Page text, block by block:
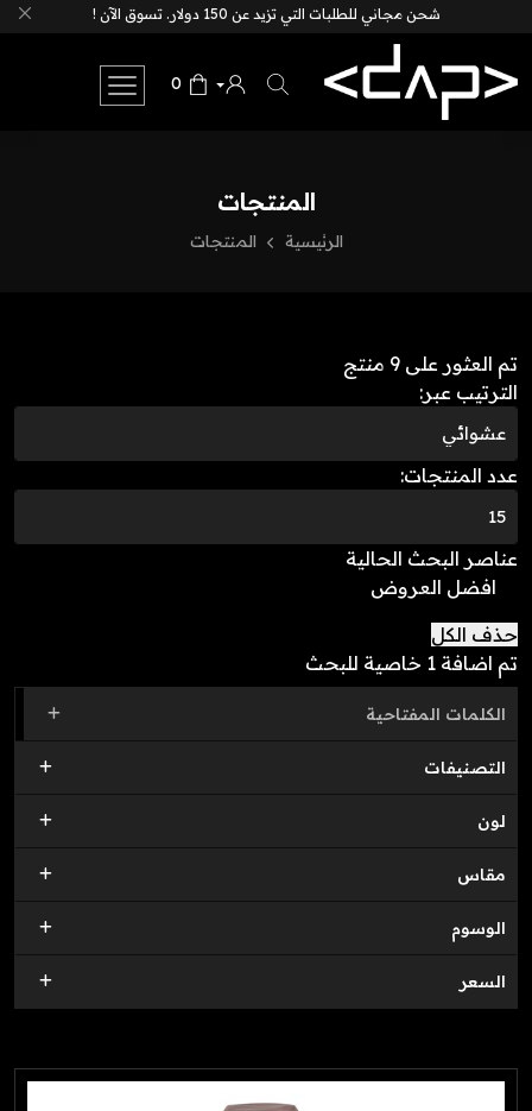
شحن مجاني للطلبات التي تزيد عن 150 دولار. تسوق الآن !
0
المنتجات
الرئيسية المنتجات
تم العثور على 9 منتج
الترتيب عبر:
عدد المنتجات:
عناصر البحث الحالية
افضل العروض
حذف الكل
تم اضافة 1 خاصية للبحث
الكلمات المفتاحية
التصنيفات
لون
مقاس
الوسوم
السعر